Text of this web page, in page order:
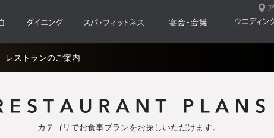
レストランのご案内
カテゴリでお食事プランをお探しいただけます。